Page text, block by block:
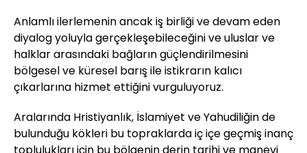
Anlamlı ilerlemenin ancak iş birliği ve devam eden
diyalog yoluyla gerçekleşebileceğini ve uluslar ve
halklar arasındaki bağların güçlendirilmesini
bölgesel ve küresel barış ile istikrarın kalıcı
çıkarlarına hizmet ettiğini vurguluyoruz.
Aralarında Hristiyanlık, İslamiyet ve Yahudiliğin de
bulunduğu kökleri bu topraklarda iç içe geçmiş inanç
toplulukları için bu bölgenin derin tarihi ve manevi